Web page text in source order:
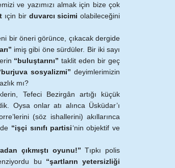
ve yazımızı almak için bize çok
ıçin bir duvarcı sicimi olabileceğini
bir öneri görünce, çıkacak dergide
imiş gibi öne sürdüler. Bir iki sayı
“buluştarını” taklit eden bir geç
sosyalizmi” deyimlerimizin
mı?
Tefeci Bezirgân artığı küçük
Oysa onlar atı alınca Üsküdar’ı
(söz ishallerini) akıllarınca
“işçi sınıfı partisi‘nin objektif ve
çıkmıştı oyunu!” Tıpkı polis
bu “şartların yetersizliği